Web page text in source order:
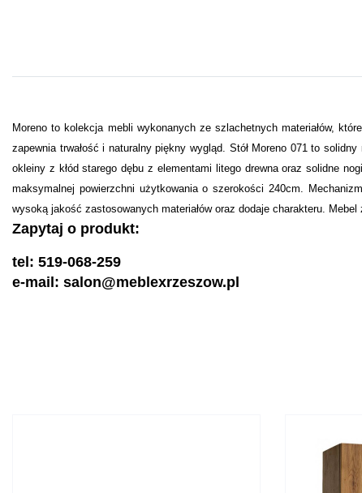
Moreno to kolekcja mebli wykonanych ze szlachetnych materiałów,
zapewnia trwałość i naturalny piękny wygląd. Stół Moreno 071 to
okleiny z kłód starego dębu z elementami litego drewna oraz solidne
maksymalnej powierzchni użytkowania o szerokości 240cm.
wysoką jakość zastosowanych materiałów oraz dodaje charakteru.
Zapytaj o produkt:
tel: 519-068-259
e-mail: salon@meblexrzeszow.pl